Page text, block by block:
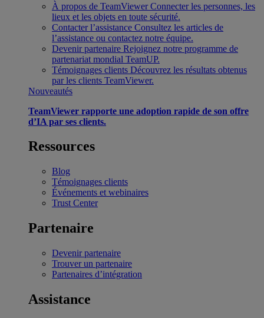
À propos de TeamViewer Connecter les personnes, les
lieux et les objets en toute sécurité.
Contacter l’assistance Consultez les articles de
l’assistance ou contactez notre équipe.
Devenir partenaire Rejoignez notre programme de
partenariat mondial TeamUP.
Témoignages clients Découvrez les résultats obtenus
par les clients TeamViewer.
Nouveautés
TeamViewer rapporte une adoption rapide de son offre
d’IA par ses clients.
Ressources
Blog
Témoignages clients
Événements et webinaires
Trust Center
Partenaire
Devenir partenaire
Trouver un partenaire
Partenaires d’intégration
Assistance